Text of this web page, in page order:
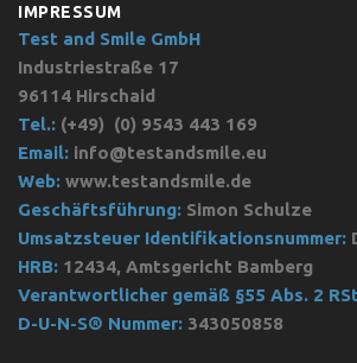
IMPRESSUM
Test and Smile GmbH
Industriestraße 17
96114 Hirschaid
Tel.: (+49) (0) 9543 443 169
Email: info@testandsmile.eu
Web: www.testandsmile.de
Geschäftsführung: Simon Schulze
Umsatzsteuer Identifikationsnummer:
HRB: 12434, Amtsgericht Bamberg
Verantwortlicher gemäß §55 Abs. 2
D-U-N-S® Nummer: 343050858